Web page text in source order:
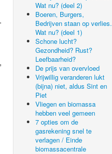
Wat nu? (deel 2)
Boeren, Burgers,
Bedrijven staan op verlies.
Wat nu? (deel 1)
Schone lucht?
Gezondheid? Rust?
Leefbaarheid?
De prijs van overvloed
Vrijwillig veranderen lukt
(bijna) niet, aldus Sint en
Piet
Vliegen en biomassa
hebben veel gemeen
7 opties om de
gasrekening snel te
verlagen / Einde
biomassacentrale